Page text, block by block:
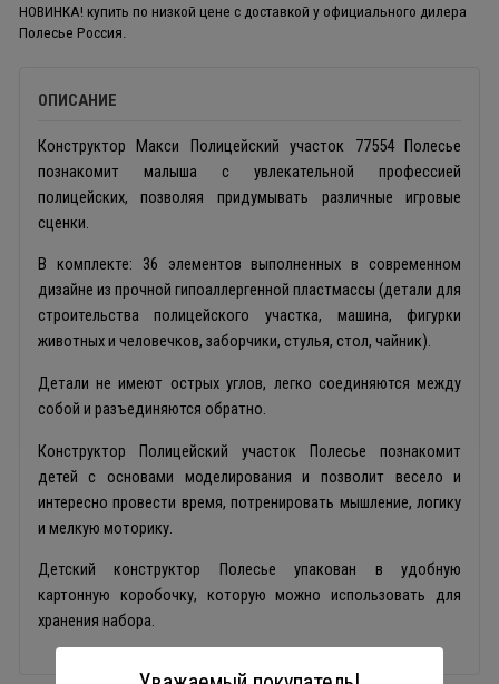
НОВИНКА! купить по низкой цене с доставкой у официального дилера
Полесье Россия.
ОПИСАНИЕ
Конструктор Макси Полицейский участок 77554 Полесье
познакомит малыша с увлекательной профессией
полицейских, позволяя придумывать различные игровые
сценки.
В комплекте: 36 элементов выполненных в современном
дизайне из прочной гипоаллергенной пластмассы (детали для
строительства полицейского участка, машина, фигурки
животных и человечков, заборчики, стулья, стол, чайник).
Детали не имеют острых углов, легко соединяются между
собой и разъединяются обратно.
Конструктор Полицейский участок Полесье познакомит
детей с основами моделирования и позволит весело и
интересно провести время, потренировать мышление, логику
и мелкую моторику.
Детский конструктор Полесье упакован в удобную
картонную коробочку, которую можно использовать для
хранения набора.